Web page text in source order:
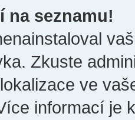
na seznamu!
Zkuste
ve
informací je